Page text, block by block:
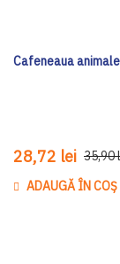
Cafeneaua
28,72 lei 35,90
ADAUGĂ ÎN COȘ